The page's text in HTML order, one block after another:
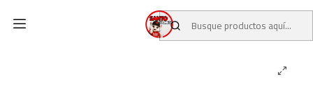
JUEGOS DE MESA MindBug